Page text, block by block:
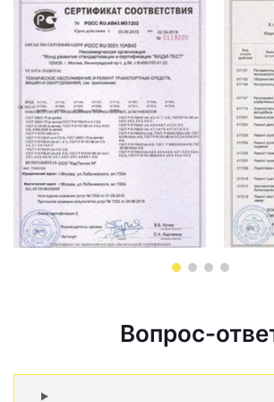
Вопрос-